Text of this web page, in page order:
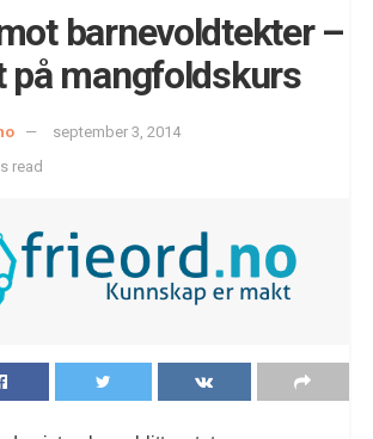
barnevoldtekter –
på mangfoldskurs
september 3, 2014
read